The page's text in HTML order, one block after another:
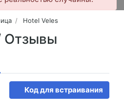
Hotel Veles
Отзывы
Код для встраивания